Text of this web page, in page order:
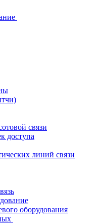
связи
доступа
линий связи
оборудования